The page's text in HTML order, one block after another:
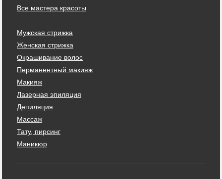
Все мастера красоты
Мужская стрижка
Женская стрижка
Окрашивание волос
Перманентный макияж
Макияж
Лазерная эпиляция
Депиляция
Массаж
Тату, пирсинг
Маникюр